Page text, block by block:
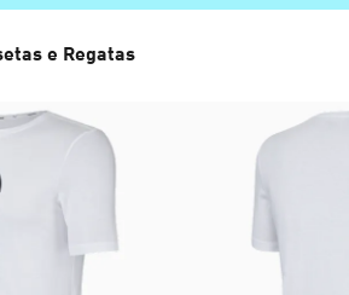
e Regatas